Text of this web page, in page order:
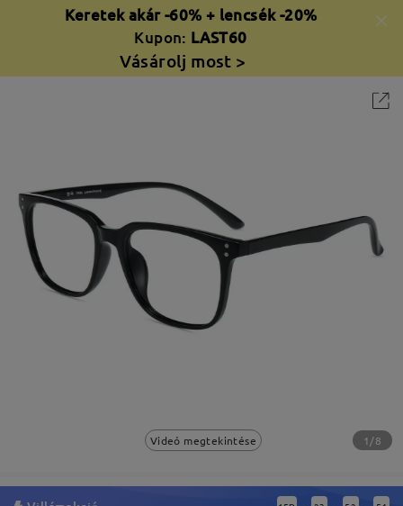
Keretek akár -60% + lencsék -20%
Kupon: LAST60
Vásárolj most >
Videó megtekintése 1/8